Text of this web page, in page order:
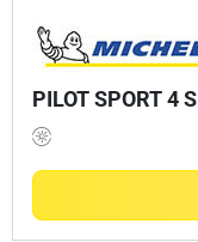
PILOT SPORT 4 S